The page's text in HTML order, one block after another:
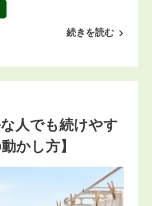
続きを読む
な人でも続けやす
かし方】